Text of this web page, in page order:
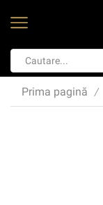
Prima pagină /